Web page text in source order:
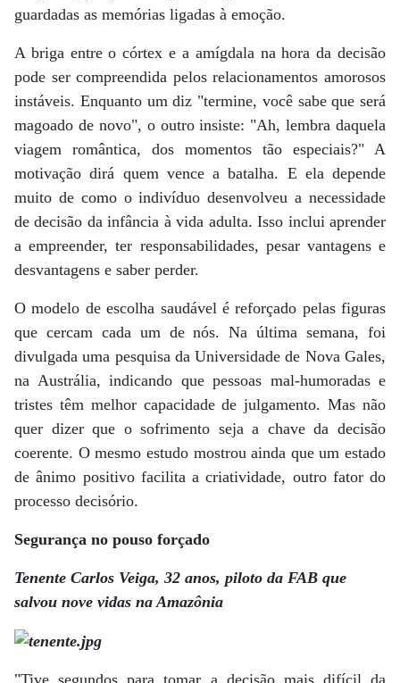
guardadas as memórias ligadas à emoção.
A briga entre o córtex e a amígdala na hora da decisão
pode ser compreendida pelos relacionamentos amorosos
instáveis. Enquanto um diz "termine, você sabe que será
magoado de novo", o outro insiste: "Ah, lembra daquela
viagem romântica, dos momentos tão especiais?" A
motivação dirá quem vence a batalha. E ela depende
muito de como o indivíduo desenvolveu a necessidade
de decisão da infância à vida adulta. Isso inclui aprender
a empreender, ter responsabilidades, pesar vantagens e
desvantagens e saber perder.
O modelo de escolha saudável é reforçado pelas figuras
que cercam cada um de nós. Na última semana, foi
divulgada uma pesquisa da Universidade de Nova Gales,
na Austrália, indicando que pessoas mal-humoradas e
tristes têm melhor capacidade de julgamento. Mas não
quer dizer que o sofrimento seja a chave da decisão
coerente. O mesmo estudo mostrou ainda que um estado
de ânimo positivo facilita a criatividade, outro fator do
processo decisório.
Segurança no pouso forçado
Tenente Carlos Veiga, 32 anos, piloto da FAB que
salvou nove vidas na Amazônia
"Tive segundos para tomar a decisão mais difícil da